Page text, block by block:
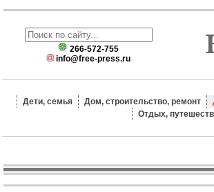
266-572-755
info@free-press.ru
Дети, семья Дом, строительство, ремонт
Отдых,